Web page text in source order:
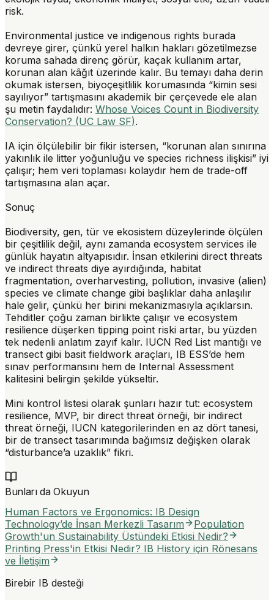
risk.
Environmental justice ve indigenous rights burada
devreye girer, çünkü yerel halkın hakları gözetilmezse
koruma sahada direnç görür, kaçak kullanım artar,
korunan alan kâğıt üzerinde kalır. Bu temayı daha derin
okumak istersen, biyoçeşitlilik korumasında “kimin sesi
sayılıyor” tartışmasını akademik bir çerçevede ele alan
şu metin faydalıdır: Whose Voices Count in Biodiversity
Conservation? (UC Law SF).
IA için ölçülebilir bir fikir istersen, “korunan alan sınırına
yakınlık ile litter yoğunluğu ve species richness ilişkisi” iyi
çalışır; hem veri toplaması kolaydır hem de trade-off
tartışmasına alan açar.
Sonuç
Biodiversity, gen, tür ve ekosistem düzeylerinde ölçülen
bir çeşitlilik değil, aynı zamanda ecosystem services ile
günlük hayatın altyapısıdır. İnsan etkilerini direct threats
ve indirect threats diye ayırdığında, habitat
fragmentation, overharvesting, pollution, invasive (alien)
species ve climate change gibi başlıklar daha anlaşılır
hale gelir, çünkü her birini mekanizmasıyla açıklarsın.
Tehditler çoğu zaman birlikte çalışır ve ecosystem
resilience düşerken tipping point riski artar, bu yüzden
tek nedenli anlatım zayıf kalır. IUCN Red List mantığı ve
transect gibi basit fieldwork araçları, IB ESS’de hem
sınav performansını hem de Internal Assessment
kalitesini belirgin şekilde yükseltir.
Mini kontrol listesi olarak şunları hazır tut: ecosystem
resilience, MVP, bir direct threat örneği, bir indirect
threat örneği, IUCN kategorilerinden en az dört tanesi,
bir de transect tasarımında bağımsız değişken olarak
“disturbance’a uzaklık” fikri.
Bunları da Okuyun
Human Factors ve Ergonomics: IB Design
Technology’de İnsan Merkezli Tasarım
Population
Growth'un Sustainability Üstündeki Etkisi Nedir?
Printing Press'in Etkisi Nedir? IB History için Rönesans
ve İletişim
Birebir IB desteği